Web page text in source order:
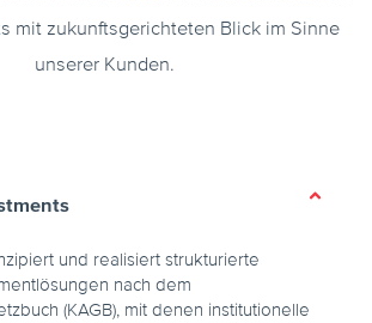
mit zukunftsgerichteten Blick im Sinne
unserer Kunden.
und realisiert strukturierte
nach dem
(KAGB), mit denen institutionelle